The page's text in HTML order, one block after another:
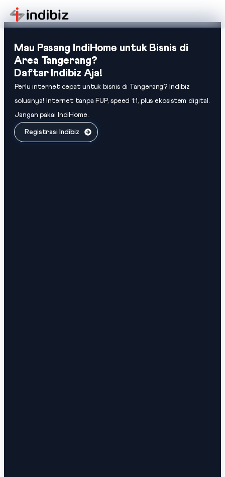
Mau Pasang IndiHome untuk Bisnis di
Area Tangerang?
Daftar Indibiz Aja!
Perlu internet cepat untuk bisnis di Tangerang? Indibiz
solusinya! Internet tanpa FUP, speed 1:1, plus ekosistem digital.
Jangan pakai IndiHome.
Registrasi Indibiz